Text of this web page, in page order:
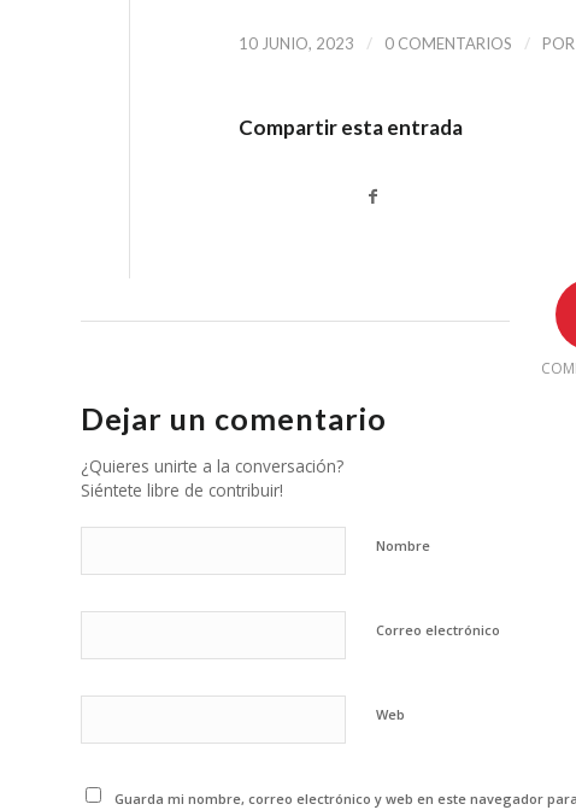
10 JUNIO, 2023 / 0 COMENTARIOS / POR
Compartir esta entrada
Dejar un comentario
¿Quieres unirte a la conversación?
Siéntete libre de contribuir!
Nombre
Correo electrónico
Web
Guarda mi nombre, correo electrónico y web en este navegador